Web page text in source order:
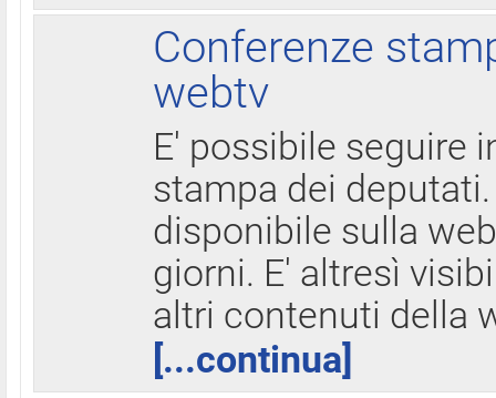
Conferenze
webtv
E' possibile seguire
stampa dei
disponibile sulla
giorni. E' altresì
altri contenuti della
[...continua]